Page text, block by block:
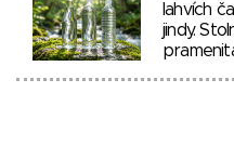
lahvích
jindy.